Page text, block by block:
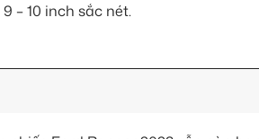
– 10 inch sắc nét.